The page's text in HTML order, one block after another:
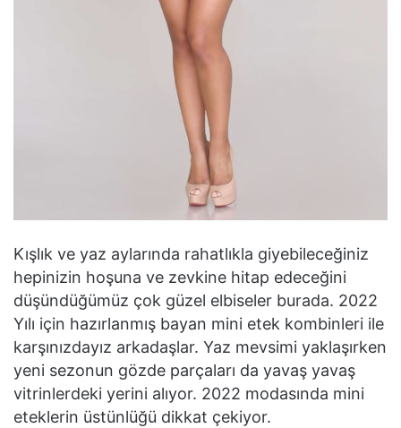
Kışlık ve yaz aylarında rahatlıkla giyebileceğiniz
hepinizin hoşuna ve zevkine hitap edeceğini
düşündüğümüz çok güzel elbiseler burada. 2022
Yılı için hazırlanmış bayan mini etek kombinleri ile
karşınızdayız arkadaşlar. Yaz mevsimi yaklaşırken
yeni sezonun gözde parçaları da yavaş yavaş
vitrinlerdeki yerini alıyor. 2022 modasında mini
eteklerin üstünlüğü dikkat çekiyor.